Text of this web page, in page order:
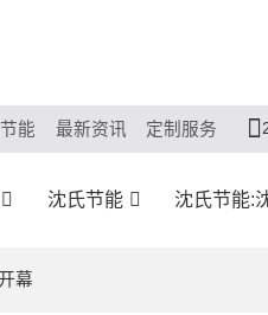
能 最新资讯 定制服务
沈氏节能 沈氏节能:
幕